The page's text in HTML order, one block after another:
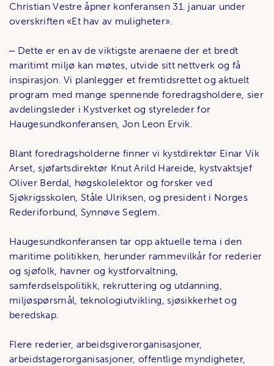
Christian Vestre åpner konferansen 31. januar under
overskriften «Et hav av muligheter».
‒ Dette er en av de viktigste arenaene der et bredt
maritimt miljø kan møtes, utvide sitt nettverk og få
inspirasjon. Vi planlegger et fremtidsrettet og aktuelt
program med mange spennende foredragsholdere, sier
avdelingsleder i Kystverket og styreleder for
Haugesundkonferansen, Jon Leon Ervik.
Blant foredragsholderne finner vi kystdirektør Einar Vik
Arset, sjøfartsdirektør Knut Arild Hareide, kystvaktsjef
Oliver Berdal, høgskolelektor og forsker ved
Sjøkrigsskolen, Ståle Ulriksen, og president i Norges
Rederiforbund, Synnøve Seglem.
Haugesundkonferansen tar opp aktuelle tema i den
maritime politikken, herunder rammevilkår for rederier
og sjøfolk, havner og kystforvaltning,
samferdselspolitikk, rekruttering og utdanning,
miljøspørsmål, teknologiutvikling, sjøsikkerhet og
beredskap.
Flere rederier, arbeidsgiverorganisasjoner,
arbeidstagerorganisasjoner, offentlige myndigheter,